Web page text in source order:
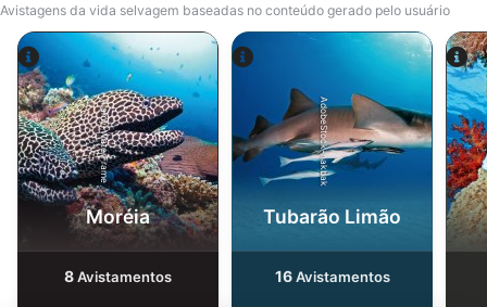
Avistagens da vida selvagem baseadas no conteúdo gerado pelo usuário
Alamy-WaterFrame
Moréia
8Avistamentos
AdobeStock-hakbak
Tubarão Limão
16Avistamentos